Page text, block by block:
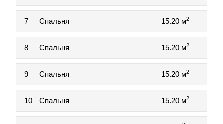
7 Спальня 15.20 м2
8 Спальня 15.20 м2
9 Спальня 15.20 м2
10 Спальня 15.20 м2